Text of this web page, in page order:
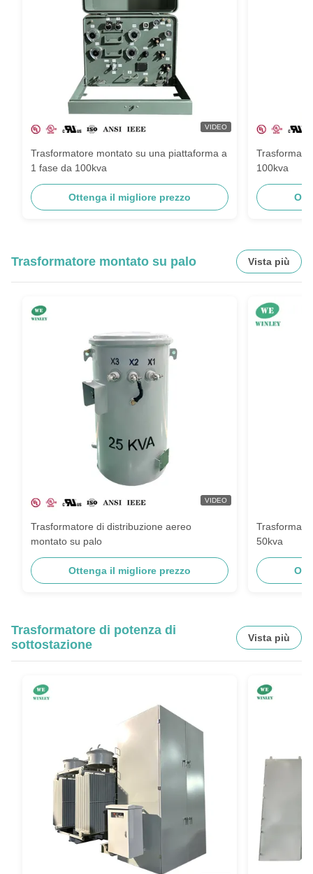
VIDEO
Trasformatore montato su una piattaforma a
1 fase da 100kva
Ottenga il migliore prezzo
100kva
Trasformatore montato su palo Vista più
VIDEO
Trasformatore di distribuzione aereo
montato su palo
Ottenga il migliore prezzo
50kva
Trasformatore di potenza di
sottostazione
Vista più